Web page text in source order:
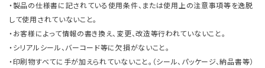
・製品の仕様書に記されている使用条件、または使用上の注意事項等を逸脱
して使用されていないこと。
・お客様によって情報の書き換え、変更、改造等行われていないこと。
・シリアルシール、バーコード等に欠損がないこと。
・印刷物すべてに手が加えられていないこと。（シール、パッケージ、納品書等）